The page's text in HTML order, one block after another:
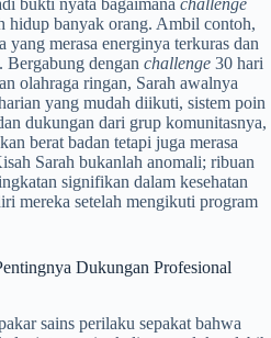
bukti nyata bagaimana challenge
hidup banyak orang. Ambil contoh,
yang merasa energinya terkuras dan
Bergabung dengan challenge 30 hari
olahraga ringan, Sarah awalnya
yang mudah diikuti, sistem poin
dukungan dari grup komunitasnya,
berat badan tetapi juga merasa
Sarah bukanlah anomali; ribuan
signifikan dalam kesehatan
mereka setelah mengikuti program
Dukungan Profesional
sains perilaku sepakat bahwa